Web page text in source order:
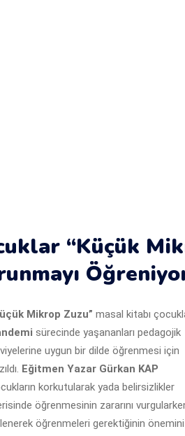
“Küçük
Mikrop Zuzu” masal kitabı
sürecinde yaşananları pedagojik
uygun bir dilde öğrenmesi için
Eğitmen Yazar Gürkan KAP
korkutularak yada belirsizlikler
öğrenmesinin zararını
öğrenmeleri gerektiğinin önemini